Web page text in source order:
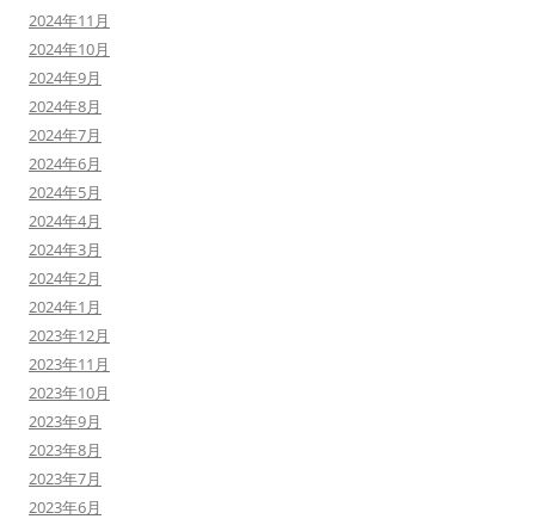
2024年11月
2024年10月
2024年9月
2024年8月
2024年7月
2024年6月
2024年5月
2024年4月
2024年3月
2024年2月
2024年1月
2023年12月
2023年11月
2023年10月
2023年9月
2023年8月
2023年7月
2023年6月